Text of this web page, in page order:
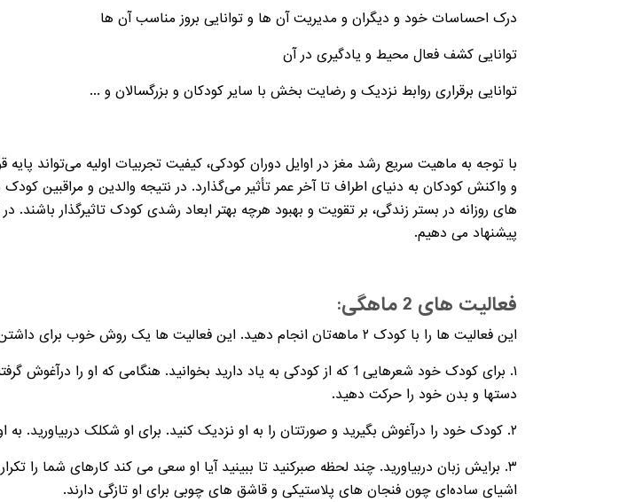
درک احساسات خود و دیگران و مدیریت آن ها و توانایی بروز مناسب آن ها
توانایی کشف فعال محیط و یادگیری در آن
توانایی برقراری روابط نزدیک و رضایت بخش با سایر کودکان و بزرگسالان و ...
با توجه به ماهیت سریع رشد مغز در اوایل دوران کودکی، کیفیت تجربیات اولیه می‌تواند
و واکنش کودکان به دنیای اطراف تا آخر عمر تأثیر می‌گذارد. در نتیجه والدین و مراقبین
های روزانه در بستر زندگی، بر تقویت و بهبود هرچه بهتر ابعاد رشدی کودک تاثیرگذار
پیشنهاد می دهیم.
فعالیت های 2 ماهگی:
این فعالیت ها را با کودک ۲ ماهه‌تان انجام دهید. این فعالیت ها یک روش خوب برای داشتن سرگرمی با یکدیگر و حمایت از تکامل اجتماعی-احساسی کودکتان است.
۱. برای کودک خود شعرهایی 1 که از کودکی به یاد دارید بخوانید. هنگامی که
دستها و بدن خود را حرکت دهید.
۲. کودک خود را درآغوش بگیرید و صورتتان را به او نزدیک کنید. برای او شکلک دربیاورید. به او بخندید.
۳. برایش زبان دربیاورید. چند لحظه صبرکنید تا ببینید آیا او سعی می کند کارهای شما
اشیای ساده‌ای چون فنجان های پلاستیکی و قاشق های چوبی برای او تازگی دارند.